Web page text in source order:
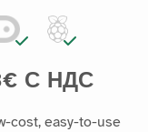
С НДС
cost, easy-to-use